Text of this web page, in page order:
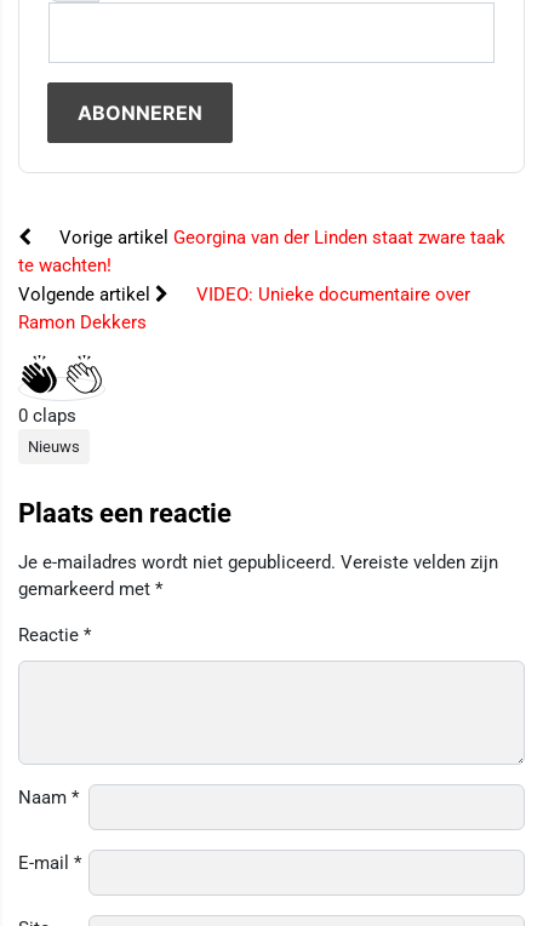
Vorige artikel Georgina van der Linden staat zware taak
te wachten!
Volgende artikel
VIDEO: Unieke documentaire over
Ramon Dekkers
0 claps
Nieuws
Plaats een reactie
Je e-mailadres wordt niet gepubliceerd. Vereiste velden zijn
gemarkeerd met *
Reactie *
Naam *
E-mail *